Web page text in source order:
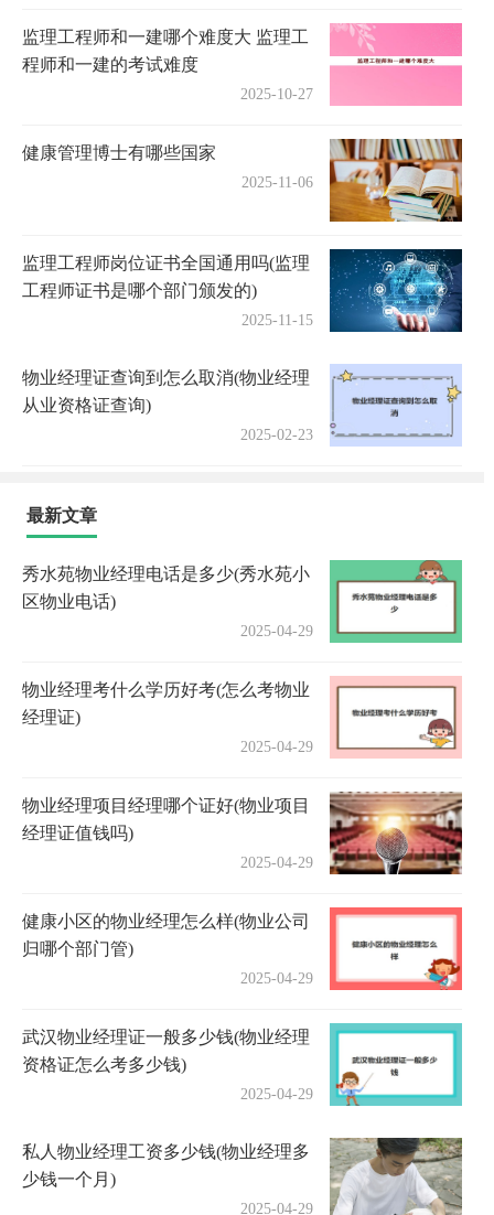
监理工程师和一建哪个难度大 监理工
程师和一建的考试难度
2025-10-27
健康管理博士有哪些国家
2025-11-06
监理工程师岗位证书全国通用吗(监理
工程师证书是哪个部门颁发的)
2025-11-15
物业经理证查询到怎么取消(物业经理
从业资格证查询)
2025-02-23
最新文章
秀水苑物业经理电话是多少(秀水苑小
区物业电话)
2025-04-29
物业经理考什么学历好考(怎么考物业
经理证)
2025-04-29
物业经理项目经理哪个证好(物业项目
经理证值钱吗)
2025-04-29
健康小区的物业经理怎么样(物业公司
归哪个部门管)
2025-04-29
武汉物业经理证一般多少钱(物业经理
资格证怎么考多少钱)
2025-04-29
私人物业经理工资多少钱(物业经理多
少钱一个月)
2025-04-29